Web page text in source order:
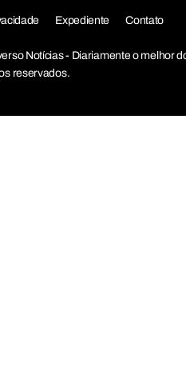
Expediente Contato
Notícias - Diariamente o melhor
reservados.